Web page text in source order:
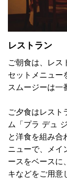
レストラン
ご朝食は、レス
セットメニュー
スムージーは一
ご夕食はレスト
ム「プラ デュ
と洋食を組み合
ニューで、メイ
ースをベースに
キなどをご用意